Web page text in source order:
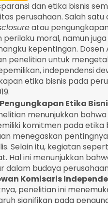
dan etika bisnis
perusahaan. Salah
atau
perilaku moral, namun
kepentingan. Dosen
penelitian untuk
independensi
etika bisnis pada
Etika
menunjukkan
komitmen pada etika
menegaskan
Selain itu, kegiatan
Hal ini menunjukkan
dalam budaya
Komisaris
penelitian ini
signifikan pada